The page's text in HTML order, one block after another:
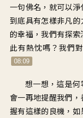
一句佛名，就可以
到底具有怎樣非凡
的幸福，我們有探
此有熱忱嗎？我們
08:09
想一想，這是
會一再地提醒我們
握有這樣的良機，